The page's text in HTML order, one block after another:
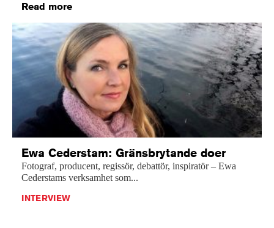
Read more
Ewa Cederstam: Gränsbrytande doer
Fotograf, producent, regissör, debattör, inspiratör – Ewa
Cederstams verksamhet som...
INTERVIEW